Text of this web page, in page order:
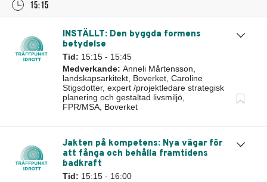
15:15
INSTÄLLT: Den byggda formens
betydelse
Tid: 15:15 - 15:45
Medverkande: Anneli Mårtensson,
landskapsarkitekt, Boverket, Caroline
Stigsdotter, expert /projektledare strategisk
planering och gestaltad livsmiljö,
FPR/MSA, Boverket
Jakten på kompetens: Nya vägar för
att fånga och behålla framtidens
badkraft
Tid: 15:15 - 16:00